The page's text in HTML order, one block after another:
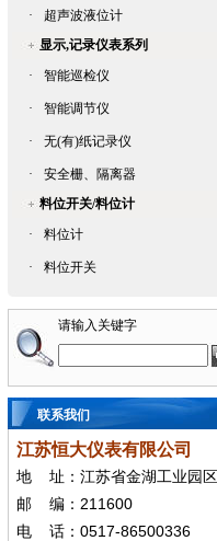
·
超声波液位计
显示,记录仪表系列
·
智能巡检仪
· 智能调节仪
· 无(有)纸记录仪
·
安全栅、隔离器
料位开关/料位计
·
料位计
· 料位开关
请输入关键字
联系我们
江苏恒大仪表有限公司
地
址：江苏省金湖工业园区
邮
编： 211600
电 话： 0517-86500336